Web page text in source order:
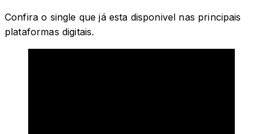
Confira o single que já esta disponivel nas principais
plataformas digitais.